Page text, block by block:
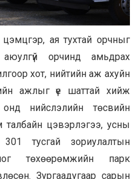
ая тухтай орчныг
аюулгүй орчинд амьдрах
хот, нийтийн аж ахуйн
ажлыг үе шаттай хийж
нийслэлийн төсвийн
талбайн цэвэрлэгээ, усны
тусгай зориулалтын
төхөөрөмжийн парк
Зургаадугаар сарын